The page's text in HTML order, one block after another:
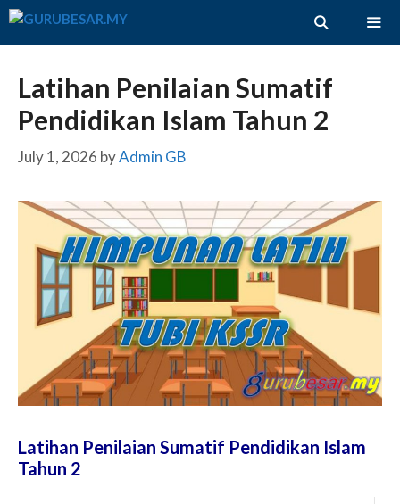
Skip
Latihan Penilaian Sumatif
Pendidikan Islam Tahun 2
July 1, 2026 byAdmin GB
Latihan Penilaian Sumatif Pendidikan Islam
Tahun 2